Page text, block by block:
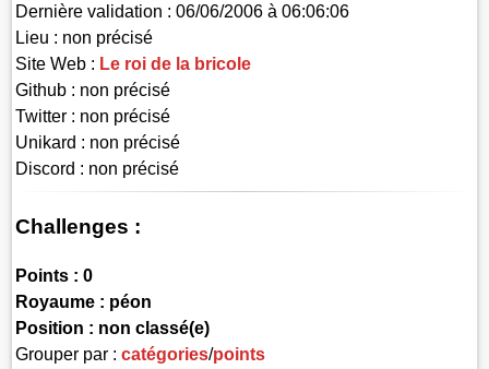
Dernière validation : 06/06/2006 à 06:06:06
Lieu : non précisé
Site Web : Le roi de la bricole
Github : non précisé
Twitter : non précisé
Unikard : non précisé
Discord : non précisé
Challenges :
Points : 0
Royaume : péon
Position : non classé(e)
Grouper par :catégories/points